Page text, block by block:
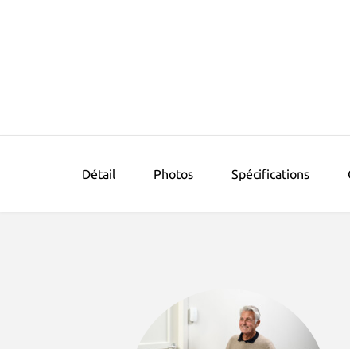
Détail Photos Spécifications